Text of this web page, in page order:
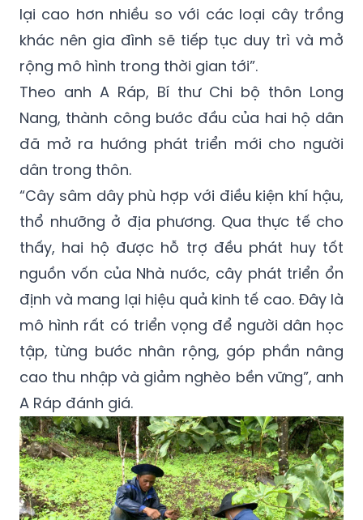
lại cao hơn nhiều so với các loại cây trồng
khác nên gia đình sẽ tiếp tục duy trì và mở
rộng mô hình trong thời gian tới”.
Theo anh A Ráp, Bí thư Chi bộ thôn Long
Nang, thành công bước đầu của hai hộ dân
đã mở ra hướng phát triển mới cho người
dân trong thôn.
“Cây sâm dây phù hợp với điều kiện khí hậu,
thổ nhưỡng ở địa phương. Qua thực tế cho
thấy, hai hộ được hỗ trợ đều phát huy tốt
nguồn vốn của Nhà nước, cây phát triển ổn
định và mang lại hiệu quả kinh tế cao. Đây là
mô hình rất có triển vọng để người dân học
tập, từng bước nhân rộng, góp phần nâng
cao thu nhập và giảm nghèo bền vững”, anh
A Ráp đánh giá.